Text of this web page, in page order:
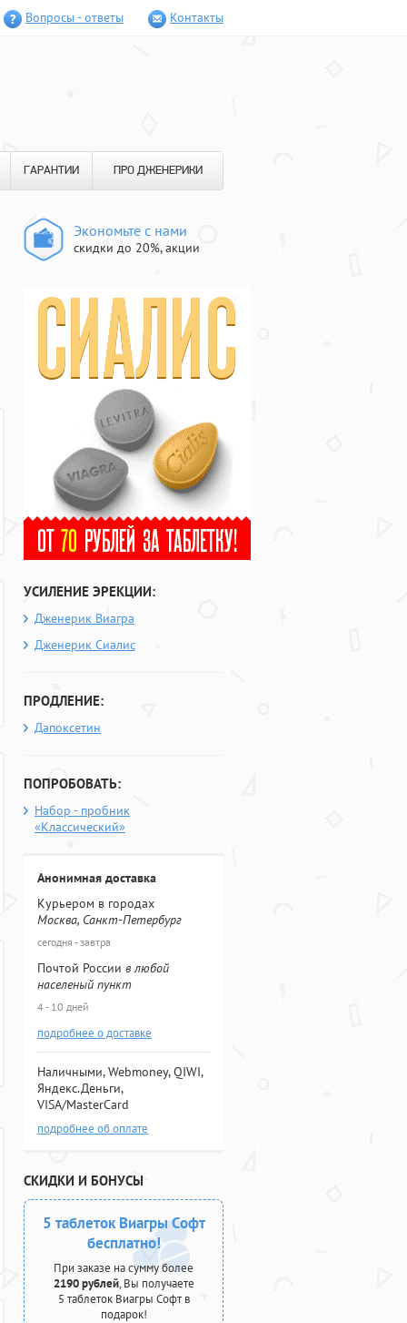
Вопросы - ответы Контакты
ГАРАНТИИ ПРО ДЖЕНЕРИКИ
Экономьте с нами
скидки до 20%, акции
УСИЛЕНИЕ ЭРЕКЦИИ:
Дженерик Виагра
Дженерик Сиалис
ПРОДЛЕНИЕ:
Дапоксетин
ПОПРОБОВАТЬ:
Набор - пробник
«Классический»
Анонимная доставка
Курьером в городах
Москва, Санкт-Петербург
сегодня - завтра
Почтой России в любой
населеный пункт
4 - 10 дней
подробнее о доставке
Наличными, Webmoney, QIWI,
Яндекс.Деньги,
VISA/MasterCard
подробнее об оплате
СКИДКИ И БОНУСЫ
5 таблеток Виагры Софт
бесплатно!
При заказе на сумму более
2190 рублей, Вы получаете
5 таблеток Виагры Софт в
подарок!